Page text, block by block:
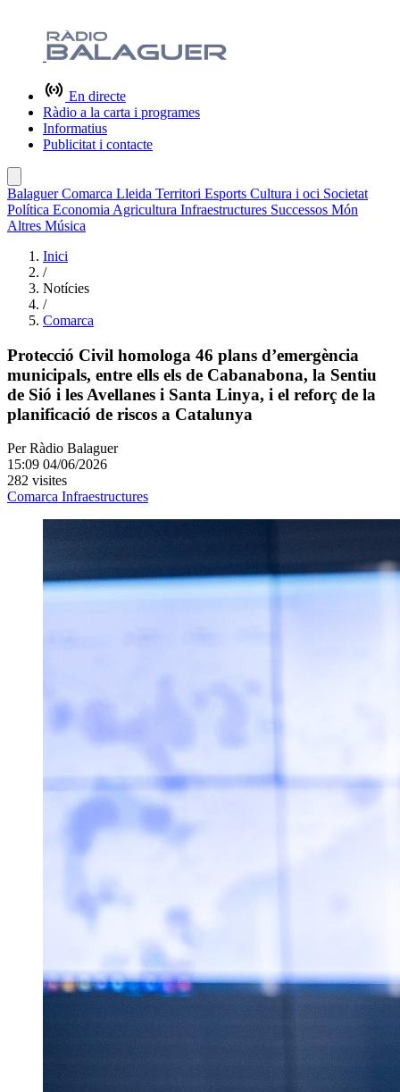
En directe
Ràdio a la carta i programes
Informatius
Publicitat i contacte
BalaguerComarca Lleida Territori Esports Cultura i oci Societat
Política Economia Agricultura Infraestructures Successos Món
Altres Música
Inici
/
Notícies
/
Comarca
Protecció Civil homologa 46 plans d’emergència
municipals, entre ells els de Cabanabona, la Sentiu
de Sió i les Avellanes i Santa Linya, i el reforç de la
planificació de riscos a Catalunya
Per Ràdio Balaguer
15:09 04/06/2026
282 visites
Comarca Infraestructures